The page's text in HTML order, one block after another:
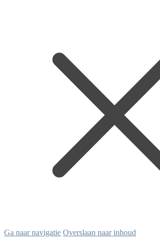
Ga naar navigatie Overslaan naar inhoud